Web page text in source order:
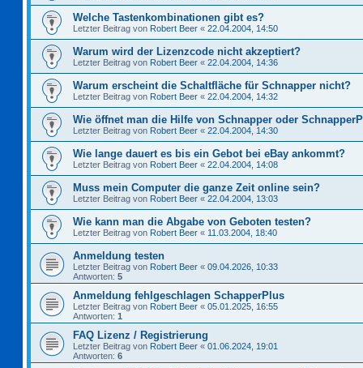
Welche Tastenkombinationen gibt es?
Letzter Beitrag von Robert Beer « 22.04.2004, 14:50
Warum wird der Lizenzcode nicht akzeptiert?
Letzter Beitrag von Robert Beer « 22.04.2004, 14:36
Warum erscheint die Schaltfläche für Schnapper nicht?
Letzter Beitrag von Robert Beer « 22.04.2004, 14:32
Wie öffnet man die Hilfe von Schnapper oder
Letzter Beitrag von Robert Beer « 22.04.2004, 14:30
Wie lange dauert es bis ein Gebot bei eBay ankommt?
Letzter Beitrag von Robert Beer « 22.04.2004, 14:08
Muss mein Computer die ganze Zeit online sein?
Letzter Beitrag von Robert Beer « 22.04.2004, 13:03
Wie kann man die Abgabe von Geboten testen?
Letzter Beitrag von Robert Beer « 11.03.2004, 18:40
Anmeldung testen
Letzter Beitrag von Robert Beer « 09.04.2026, 10:33
Antworten: 5
Anmeldung fehlgeschlagen SchapperPlus
Letzter Beitrag von Robert Beer « 05.01.2025, 16:55
Antworten: 1
FAQ Lizenz / Registrierung
Letzter Beitrag von Robert Beer « 01.06.2024, 19:01
Antworten: 6